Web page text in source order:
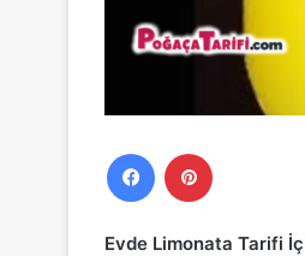
Facebook
Evde Limonata Tarifi